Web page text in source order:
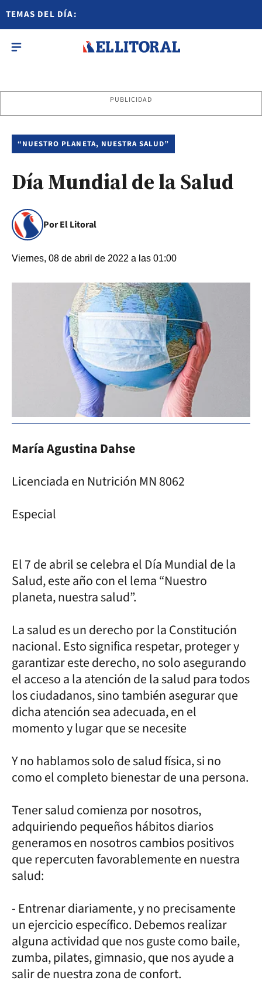
TEMAS DEL DÍA:
PUBLICIDAD
“NUESTRO PLANETA, NUESTRA SALUD”
Día Mundial de la Salud
Por El Litoral
Viernes, 08 de abril de 2022 a las 01:00
María Agustina Dahse
Licenciada en Nutrición MN 8062
Especial
El 7 de abril se celebra el Día Mundial de la
Salud, este año con el lema “Nuestro
planeta, nuestra salud”.
La salud es un derecho por la Constitución
nacional. Esto significa respetar, proteger y
garantizar este derecho, no solo asegurando
el acceso a la atención de la salud para todos
los ciudadanos, sino también asegurar que
dicha atención sea adecuada, en el
momento y lugar que se necesite
Y no hablamos solo de salud física, si no
como el completo bienestar de una persona.
Tener salud comienza por nosotros,
adquiriendo pequeños hábitos diarios
generamos en nosotros cambios positivos
que repercuten favorablemente en nuestra
salud:
- Entrenar diariamente, y no precisamente
un ejercicio específico. Debemos realizar
alguna actividad que nos guste como baile,
zumba, pilates, gimnasio, que nos ayude a
salir de nuestra zona de confort.